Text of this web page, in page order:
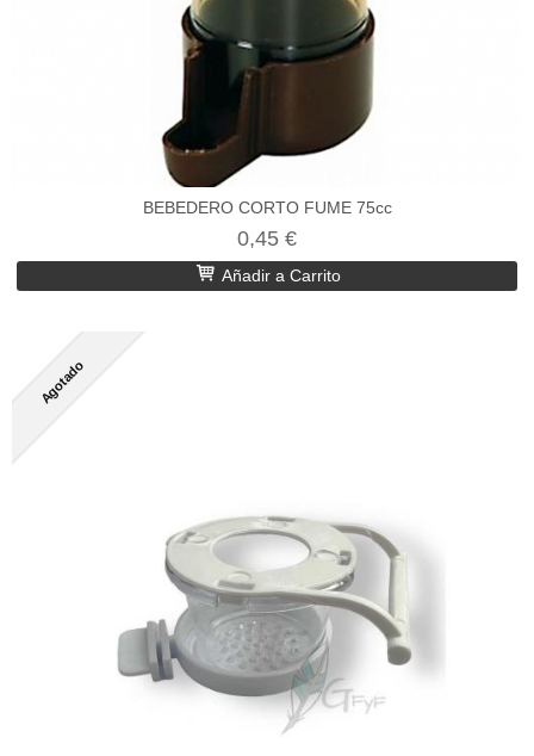
BEBEDERO CORTO FUME 75cc
0,45 €
Añadir a Carrito
Agotado